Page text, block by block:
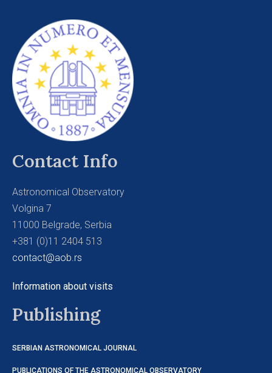
Contact Info
Astronomical Observatory
Volgina 7
11000 Belgrade, Serbia
+381 (0)11 2404 513
contact@aob.rs
Information about visits
Publishing
SERBIAN ASTRONOMICAL JOURNAL
PUBLICATIONS OF THE ASTRONOMICAL OBSERVATORY